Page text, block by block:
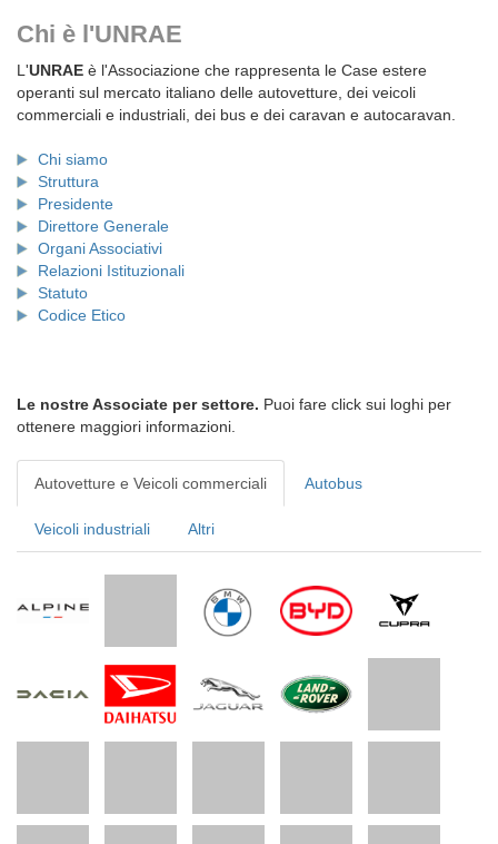
Chi è l'UNRAE
L'UNRAE è l'Associazione che rappresenta le Case estere
operanti sul mercato italiano delle autovetture, dei veicoli
commerciali e industriali, dei bus e dei caravan e autocaravan.
Chi siamo
Struttura
Presidente
Direttore Generale
Organi Associativi
Relazioni Istituzionali
Statuto
Codice Etico
Le nostre Associate per settore. Puoi fare click sui loghi per
ottenere maggiori informazioni.
Autovetture e Veicoli commerciali Autobus
Veicoli industriali Altri